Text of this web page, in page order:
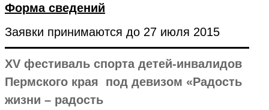
Форма сведений
Заявки принимаются до 27 июля 2015
XV фестиваль спорта детей-инвалидов
Пермского края под девизом «Радость
жизни – радость